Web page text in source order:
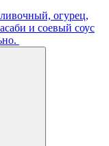
огурец,
и соевый соус